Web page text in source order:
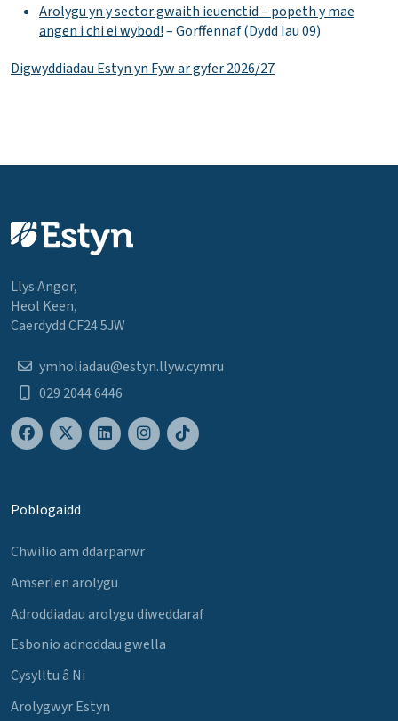
Arolygu yn y sector gwaith ieuenctid – popeth y mae
angen i chi ei wybod!– Gorffennaf (Dydd Iau 09)
Digwyddiadau Estyn yn Fyw ar gyfer 2026/27
Llys Angor,
Heol Keen,
Caerdydd CF24 5JW
ymholiadau@estyn.llyw.cymru
029 2044 6446
Poblogaidd
Chwilio am ddarparwr
Amserlen arolygu
Adroddiadau arolygu diweddaraf
Esbonio adnoddau gwella
Cysylltu â Ni
Arolygwyr Estyn